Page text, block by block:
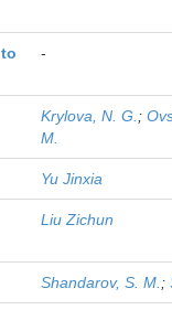
-
Krylova, N. G. ;
M.
Yu Jinxia
Liu Zichun
Shandarov, S. M. ;